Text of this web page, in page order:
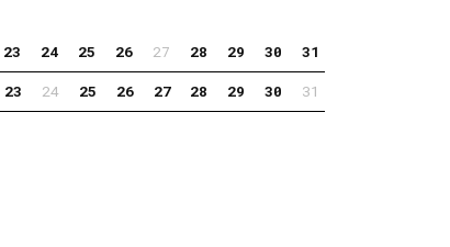
23 24 25 26 27 28 29 30 31
23 24 25 26 27 28 29 30 31